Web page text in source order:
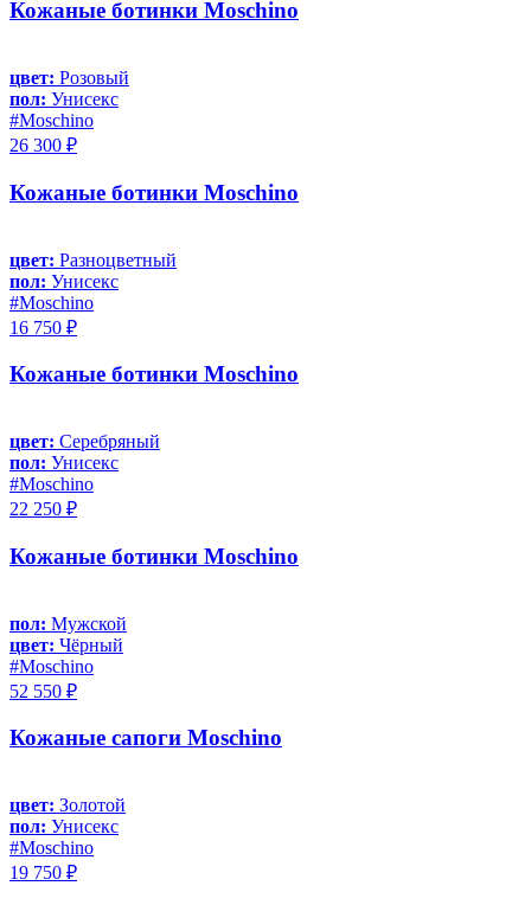
Кожаные ботинки Moschino
цвет: Розовый
пол: Унисекс
#Moschino
26 300 ₽
Кожаные ботинки Moschino
цвет: Разноцветный
пол: Унисекс
#Moschino
16 750 ₽
Кожаные ботинки Moschino
цвет: Серебряный
пол: Унисекс
#Moschino
22 250 ₽
Кожаные ботинки Moschino
пол: Мужской
цвет: Чёрный
#Moschino
52 550 ₽
Кожаные сапоги Moschino
цвет: Золотой
пол: Унисекс
#Moschino
19 750 ₽